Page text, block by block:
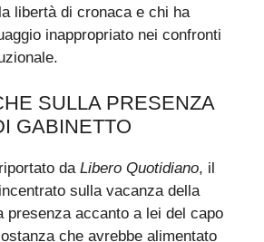
libertà di cronaca e chi ha
inappropriato nei confronti
SULLA PRESENZA
GABINETTO
da Libero Quotidiano, il
sulla vacanza della
presenza accanto a lei del capo
che avrebbe alimentato